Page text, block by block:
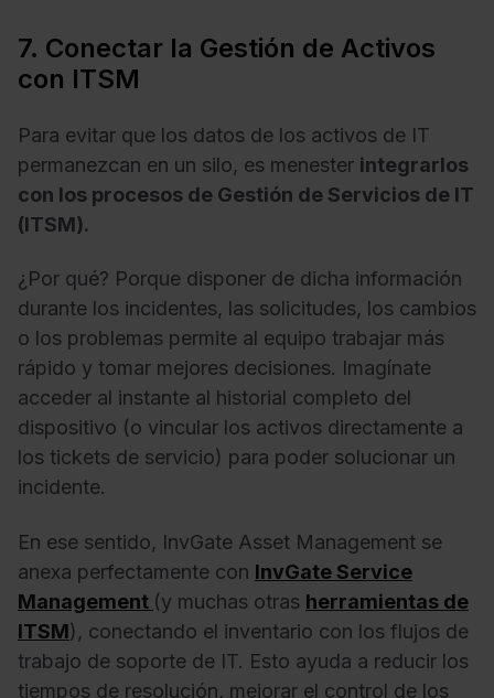
7. Conectar la Gestión de Activos
con ITSM
Para evitar que los datos de los activos de IT
permanezcan en un silo, es menester integrarlos
con los procesos de Gestión de Servicios de IT
(ITSM).
¿Por qué? Porque disponer de dicha información
durante los incidentes, las solicitudes, los cambios
o los problemas permite al equipo trabajar más
rápido y tomar mejores decisiones. Imagínate
acceder al instante al historial completo del
dispositivo (o vincular los activos directamente a
los tickets de servicio) para poder solucionar un
incidente.
En ese sentido, InvGate Asset Management se
anexa perfectamente con InvGate Service
Management (y muchas otras herramientas de
ITSM), conectando el inventario con los flujos de
trabajo de soporte de IT. Esto ayuda a reducir los
tiempos de resolución, mejorar el control de los